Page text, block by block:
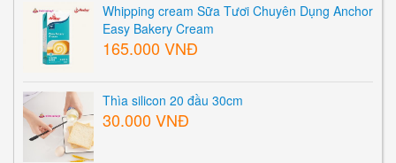
Whipping cream Sữa Tươi Chuyên Dụng Anchor
Easy Bakery Cream
165.000 VNĐ
Thìa silicon 20 đầu 30cm
30.000 VNĐ